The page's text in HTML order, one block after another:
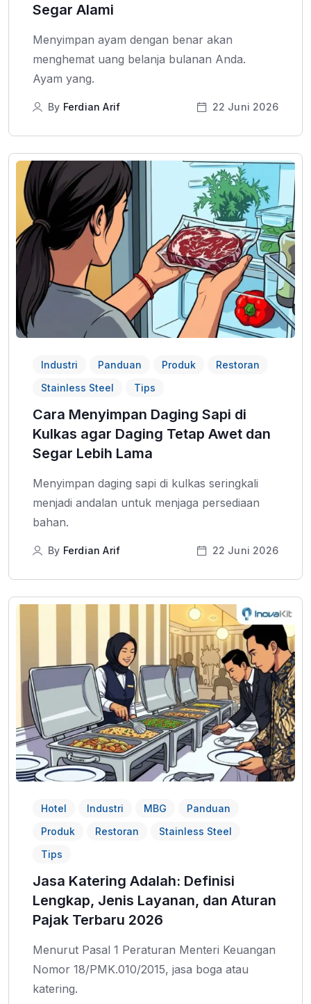
Segar Alami
Menyimpan ayam dengan benar akan
menghemat uang belanja bulanan Anda.
Ayam yang.
By Ferdian Arif 22 Juni 2026
Industri Panduan Produk
Restoran
Stainless Steel
Tips
Cara Menyimpan Daging Sapi di
Kulkas agar Daging Tetap Awet dan
Segar Lebih Lama
Menyimpan daging sapi di kulkas seringkali
menjadi andalan untuk menjaga persediaan
bahan.
By Ferdian Arif 22 Juni 2026
Hotel Industri MBG
Panduan
Produk
Restoran
Stainless Steel
Tips
Jasa Katering Adalah: Definisi
Lengkap, Jenis Layanan, dan Aturan
Pajak Terbaru 2026
Menurut Pasal 1 Peraturan Menteri Keuangan
Nomor 18/PMK.010/2015, jasa boga atau
katering.